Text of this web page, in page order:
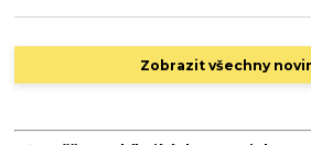
Zobrazit všechny